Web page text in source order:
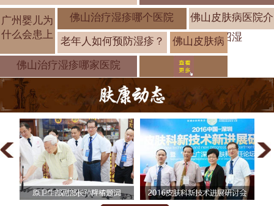
广州婴儿为
什么会患上
佛山治疗湿疹哪个医院
佛山皮肤病医院介
绍湿
老年人如何预防湿疹？
佛山皮肤病
医院介绍湿
佛山治疗湿疹哪家医院